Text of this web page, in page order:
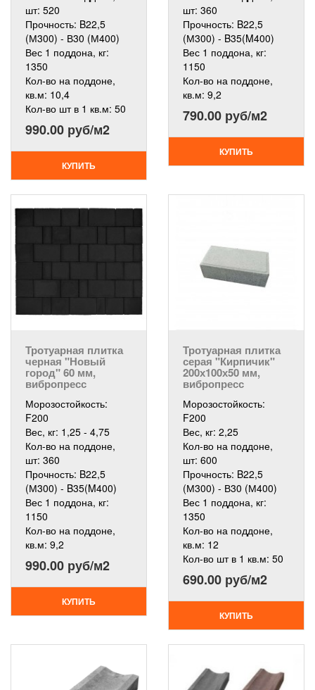
шт: 520
Прочность: B22,5
(М300) - В30 (М400)
Вес 1 поддона, кг:
1350
Кол-во на поддоне,
кв.м: 10,4
Кол-во шт в 1 кв.м: 50
990.00 руб/м2
КУПИТЬ
шт: 360
Прочность: B22,5
(М300) - B35(M400)
Вес 1 поддона, кг:
1150
Кол-во на поддоне,
кв.м: 9,2
790.00 руб/м2
КУПИТЬ
Тротуарная плитка
черная "Новый
город" 60 мм,
вибропресс
Морозостойкость:
F200
Вес, кг: 1,25 - 4,75
Кол-во на поддоне,
шт: 360
Прочность: B22,5
(М300) - B35(M400)
Вес 1 поддона, кг:
1150
Кол-во на поддоне,
кв.м: 9,2
990.00 руб/м2
КУПИТЬ
Тротуарная плитка
серая "Кирпичик"
200х100х50 мм,
вибропресс
Морозостойкость:
F200
Вес, кг: 2,25
Кол-во на поддоне,
шт: 600
Прочность: B22,5
(М300) - В30 (М400)
Вес 1 поддона, кг:
1350
Кол-во на поддоне,
кв.м: 12
Кол-во шт в 1 кв.м: 50
690.00 руб/м2
КУПИТЬ